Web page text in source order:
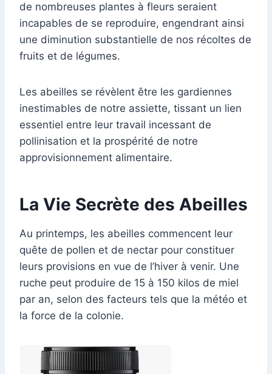
de nombreuses plantes à fleurs seraient
incapables de se reproduire, engendrant ainsi
une diminution substantielle de nos récoltes de
fruits et de légumes.
Les abeilles se révèlent être les gardiennes
inestimables de notre assiette, tissant un lien
essentiel entre leur travail incessant de
pollinisation et la prospérité de notre
approvisionnement alimentaire.
La Vie Secrète des Abeilles
Au printemps, les abeilles commencent leur
quête de pollen et de nectar pour constituer
leurs provisions en vue de l’hiver à venir. Une
ruche peut produire de 15 à 150 kilos de miel
par an, selon des facteurs tels que la météo et
la force de la colonie.